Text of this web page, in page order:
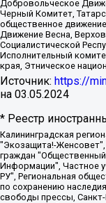
Добровольческое
Черный Комитет,
общественное
Движение Весна,
Социалистической
Исполнительный
края, Этническое
Источник: https://
на 03.05.2024
* Реестр
Калининградская региональная общественная организация "Экозащита!-Женсовет", Фонд содействия защите прав и свобод граждан "Общественный вердикт", Фонд "Институт Развития Свободы Информации", Частное учреждение "Информационное агентство МЕМО. РУ", Региональная общественная организация "Общественная комиссия по сохранению наследия академика Сахарова", Фонд поддержки свободы прессы, Санкт-Петербургская общественная правозащитная организация "Гражданский контроль", Межрегиональная общественная организация "Информационно-просветительский центр "Мемориал", Региональный Фонд "Центр Защиты Прав Средств Массовой Информации", с 05.12.2023 Фонд "Центр Защиты Прав Средств массовой информации", Региональная общественная благотворительная организация помощи беженцам и мигрантам "Гражданское содействие", Негосударственное образовательное учреждение дополнительного профессионального образования (повышение квалификации) специалистов "АКАДЕМИЯ ПО ПРАВАМ ЧЕЛОВЕКА", Свердловская региональная общественная организация "Сутяжник", Автономная некоммерческая организация "Центр независимых социологических исследований", Союз общественных объединений "Российский исследовательский центр по правам человека", Региональное общественное учреждение научно-информационный центр "МЕМОРИАЛ", Некоммерческая организация "Фонд защиты гласности", Автономная некоммерческая организация "Институт прав человека", Городская общественная организация "Екатеринбургское общество "МЕМОРИАЛ", Городская общественная организация "Рязанское историко-просветительское и правозащитное общество "Мемориал" (Рязанский Мемориал), Челябинский региональный орган общественной самодеятельности – женское общественное объединение "Женщины Евразии", Челябинский региональный орган общественной самодеятельности "Уральская правозащитная группа", Фонд содействия защите здоровья и социальной справедливости имени Андрея Рылькова, Автономная Некоммерческая Организация "Аналитический Центр Юрия Левады", Автономная некоммерческая организация социальной поддержки населения "Проект Апрель", Региональная общественная организация помощи женщинам и детям, находящимся в кризисной ситуации "Информационно-методический центр "Анна", Фонд содействия развитию массовых коммуникаций и правовому просвещению "Так-так-Так", Фонд содействия устойчивому развитию "Серебряная тайга", Свердловский региональный общественный фонд социальных проектов "Новое время", "Idel.Реалии", Кавказ.Реалии, Крым.Реалии, Телеканал Настоящее Время, Татаро-башкирская служба Радио Свобода (Azatliq Radiosi), Радио Свободная Европа/Радио Свобода (PCE/PC), "Сибирь.Реалии", "Фактограф", Благотворительный фонд помощи осужденным и их семьям, Автономная некоммерческая организация "Институт глобализации и социальных движений", Фонд "В защиту прав заключенных", Частное учреждение "Центр поддержки и содействия развитию средств массовой информации", Пензенский региональный общественный благотворительный фонд "Гражданский союз", "Север.Реалии", Некоммерческая организация Фонд "Правовая инициатива", Общество с ограниченной ответственностью "Радио Свободная Европа/Радио Свобода", Чешское информационное агентство "MEDIUM-ORIENT", Красноярская региональная общественная организация "Мы против СПИДа", Камалягин Денис Николаевич, Маркелов Сергей Евгеньевич, Пономарев Лев Александрович, Савицкая Людмила Алексеевна, Автономная некоммерческая организация "Центр по работе с проблемой насилия "НАСИЛИЮ.НЕТ", Межрегиональный профессиональный союз работников здравоохранения "Альянс врачей", Юридическое лицо, зарегистрированное в Латвийской Республике, SIA "Medusa Project" (регистрационный номер 40103797863, дата регистрации 10.06.2014), Некоммерческая организация "Фонд по борьбе с коррупцией", Автономная некоммерческая организация "Институт права и публичной политики", Баданин Роман Сергеевич, Гликин Максим Александрович, Железнова Мария Михайловна, Лукьянова Юлия Сергеевна, Маетная Елизавета Витальевна, Маняхин Петр Борисович, Чуракова Ольга Владимировна, Ярош Юлия Петровна,